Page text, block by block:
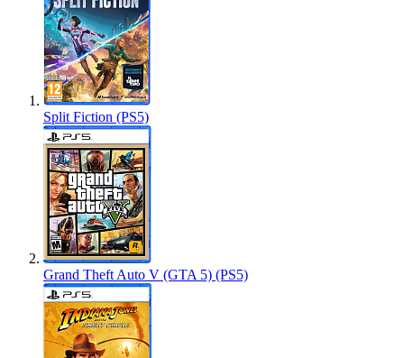
Split Fiction (PS5)
Grand Theft Auto V (GTA 5) (PS5)